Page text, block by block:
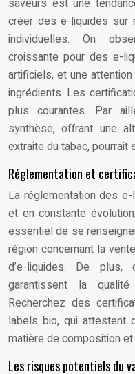
créer des e-liquides sur
individuelles. On
croissante pour des e-
artificiels, et une
ingrédients. Les
plus courantes. Par
synthèse, offrant une
extraite du tabac, pourrait
Réglementation et
La réglementation des
et en constante
essentiel de se
région concernant la
d’e-liquides. De plus,
garantissent la
Recherchez des
labels bio, qui attestent
matière de composition
Les risques potentiels du